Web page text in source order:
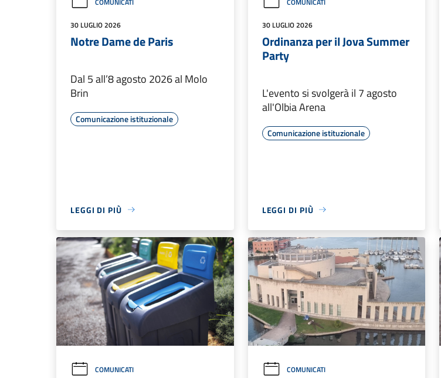
30 LUGLIO 2026
Notre Dame de Paris
Dal 5 all’8 agosto 2026 al Molo
Brin
Comunicazione istituzionale
LEGGI DI PIÙ
30 LUGLIO 2026
Ordinanza per il Jova Summer
Party
L'evento si svolgerà il 7 agosto
all'Olbia Arena
Comunicazione istituzionale
LEGGI DI PIÙ
COMUNICATI COMUNICATI